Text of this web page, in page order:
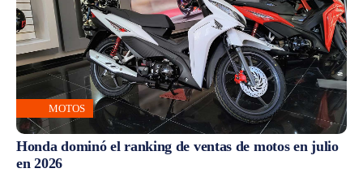
MOTOS
Honda dominó el ranking de ventas de motos en julio
en 2026